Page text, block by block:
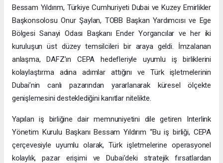
Bessam Yıldırım, Türkiye Cumhuriyeti Dubai ve Kuzey Emirlikler
Başkonsolosu Onur Şaylan, TOBB Başkan Yardımcısı ve Ege
Bölgesi Sanayi Odası Başkanı Ender Yorgancılar ve her iki
kuruluşun üst düzey temsilcileri bir araya geldi. İmzalanan
anlaşma, DAFZ’ın CEPA hedefleriyle uyumlu iş birliklerini
kolaylaştırma adına adımlar attığını ve Türk işletmelerinin
Dubai’nin canlı pazarından yararlanarak küresel ölçekte
genişlemesini desteklediğini kanıtlar nitelikte.
Yapılan iş birliğine dair memnuniyetini dile getiren Interlink
Yönetim Kurulu Başkanı Bessam Yıldırım “Bu iş birliği, CEPA
çerçevesiyle uyumlu olarak, Türk işletmelerine operasyonel
kolaylık, pazar erişimi ve Dubai’deki stratejik fırsatlardan